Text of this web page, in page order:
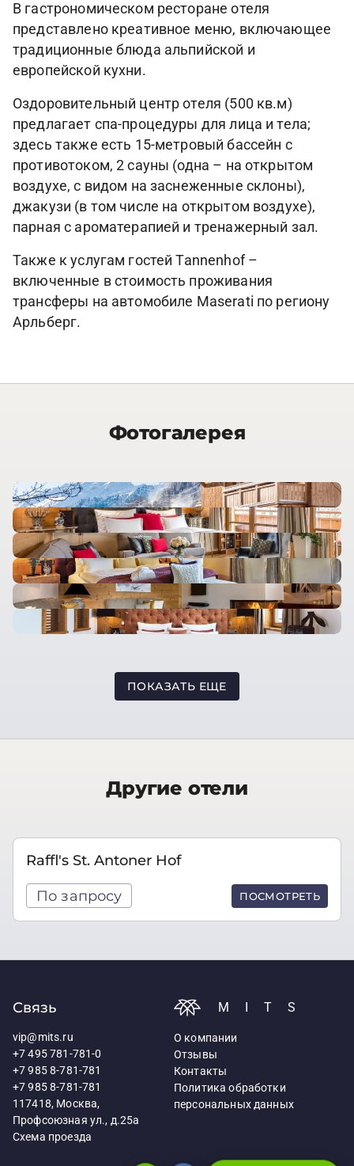
В гастрономическом ресторане отеля
представлено креативное меню, включающее
традиционные блюда альпийской и
европейской кухни.
Оздоровительный центр отеля (500 кв.м)
предлагает спа-процедуры для лица и тела;
здесь также есть 15-метровый бассейн с
противотоком, 2 сауны (одна – на открытом
воздухе, с видом на заснеженные склоны),
джакузи (в том числе на открытом воздухе),
парная с ароматерапией и тренажерный зал.
Также к услугам гостей Tannenhof –
включенные в стоимость проживания
трансферы на автомобиле Maserati по региону
Арльберг.
Фотогалерея
ПОКАЗАТЬ ЕЩЕ
Другие отели
Raffl's St. Antoner Hof
По запросу ПОСМОТРЕТЬ
Связь
vip@mits.ru
+7 495 781-781-0
+7 985 8-781-781
+7 985 8-781-781
117418, Москва,
Профсоюзная ул., д.25а
Схема проезда
MITS
О компании
Отзывы
Контакты
Политика обработки
персональных данных